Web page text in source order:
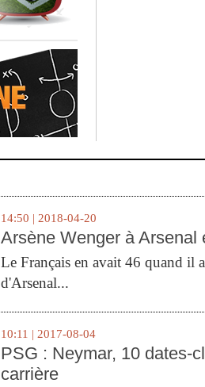
14:50 | 2018-04-20
Arsène Wenger à Arsenal
Le Français en avait 46 quand il
d'Arsenal...
10:11 | 2017-08-04
PSG : Neymar, 10 dates-
carrière